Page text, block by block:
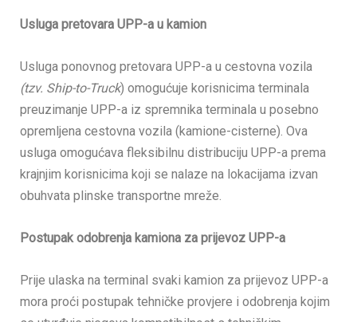
Usluga pretovara UPP-a u kamion
Usluga ponovnog pretovara UPP-a u cestovna vozila
(tzv. Ship-to-Truck) omogućuje korisnicima terminala
preuzimanje UPP-a iz spremnika terminala u posebno
opremljena cestovna vozila (kamione-cisterne). Ova
usluga omogućava fleksibilnu distribuciju UPP-a prema
krajnjim korisnicima koji se nalaze na lokacijama izvan
obuhvata plinske transportne mreže.
Postupak odobrenja kamiona za prijevoz UPP-a
Prije ulaska na terminal svaki kamion za prijevoz UPP-a
mora proći postupak tehničke provjere i odobrenja kojim